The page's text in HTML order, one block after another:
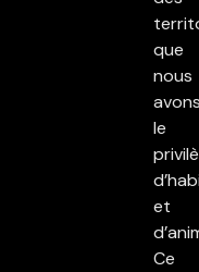
que
nous
le
et
Ce